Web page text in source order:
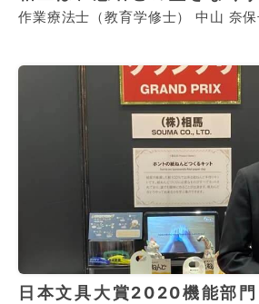
作業療法士（教育学修士） 中山 奈
日本文具大賞2020機能部